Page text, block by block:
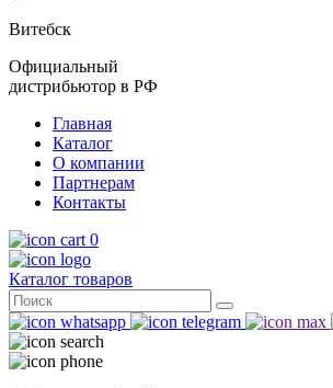
Витебск
Официальный
дистрибьютор в РФ
Главная
Каталог
О компании
Партнерам
Контакты
0
Каталог товаров
Поиск
for: